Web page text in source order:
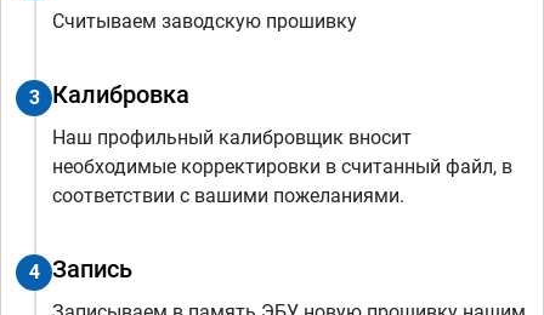
Считываем заводскую прошивку
3 Калибровка
Наш профильный калибровщик вносит
необходимые корректировки в считанный файл, в
соответствии с вашими пожеланиями.
4 Запись